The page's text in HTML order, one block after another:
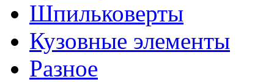
Шпильковерты
Кузовные элементы
Разное